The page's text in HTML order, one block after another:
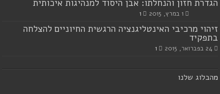
הגדרת חזון והנחלתו: אבן היסוד למנהיגות איכותית
1 במרץ, 2015 1
זיהוי מרכיבי האינטליגנציה הרגשית החיוניים להצלחה
בתפקיד
24 בפברואר, 2015 1
מהבלוג שלנו